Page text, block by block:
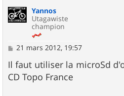
Yannos
Utagawiste
champion
M
s
s
a
21 mars 2012, 19:57
Il faut utiliser la microSd
CD Topo France